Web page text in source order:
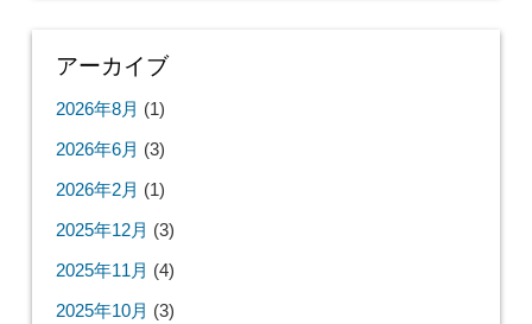
アーカイブ
2026年8月 (1)
2026年6月 (3)
2026年2月 (1)
2025年12月 (3)
2025年11月 (4)
2025年10月 (3)